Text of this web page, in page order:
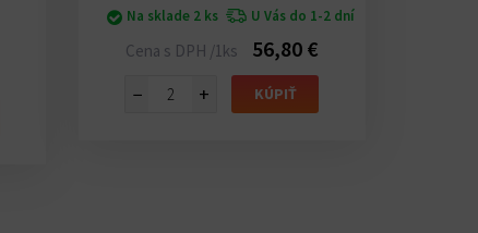
Na sklade 2 ks U Vás do 1-2 dní
Cena s DPH /1ks 56,80 €
− + KÚPIŤ